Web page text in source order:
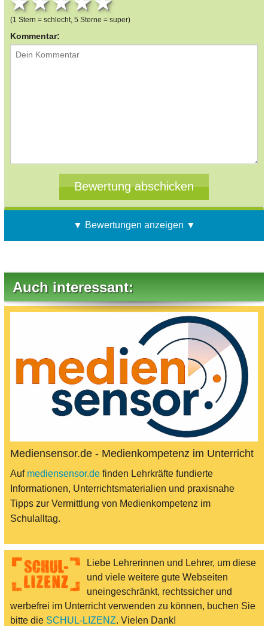
(1 Stern = schlecht, 5 Sterne = super)
Kommentar:
▼ Bewertungen anzeigen ▼
Auch interessant:
Mediensensor.de - Medienkompetenz im Unterricht
Auf mediensensor.de finden Lehrkräfte fundierte
Informationen, Unterrichtsmaterialien und praxisnahe
Tipps zur Vermittlung von Medienkompetenz im
Schulalltag.
Liebe Lehrerinnen und Lehrer, um diese
und viele weitere gute Webseiten
uneingeschränkt, rechtssicher und
werbefrei im Unterricht verwenden zu können, buchen Sie
bitte die SCHUL-LIZENZ. Vielen Dank!